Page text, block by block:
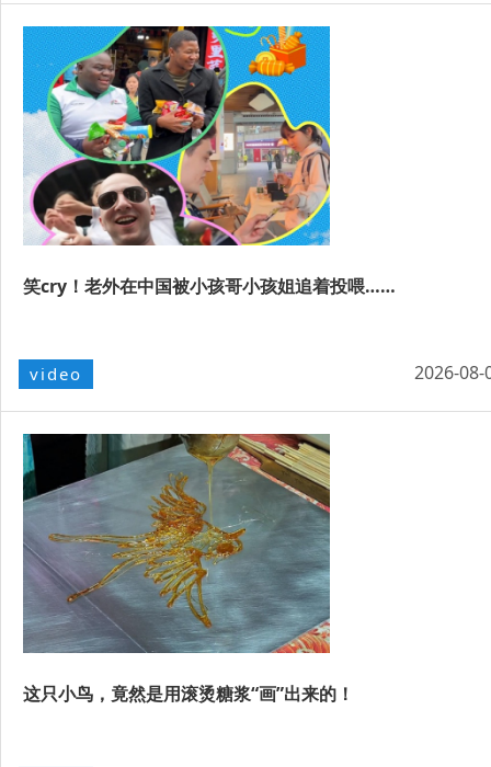
笑cry！老外在中国被小孩哥小孩姐追着投喂……
video 2026-08-
这只小鸟，竟然是用滚烫糖浆“画”出来的！